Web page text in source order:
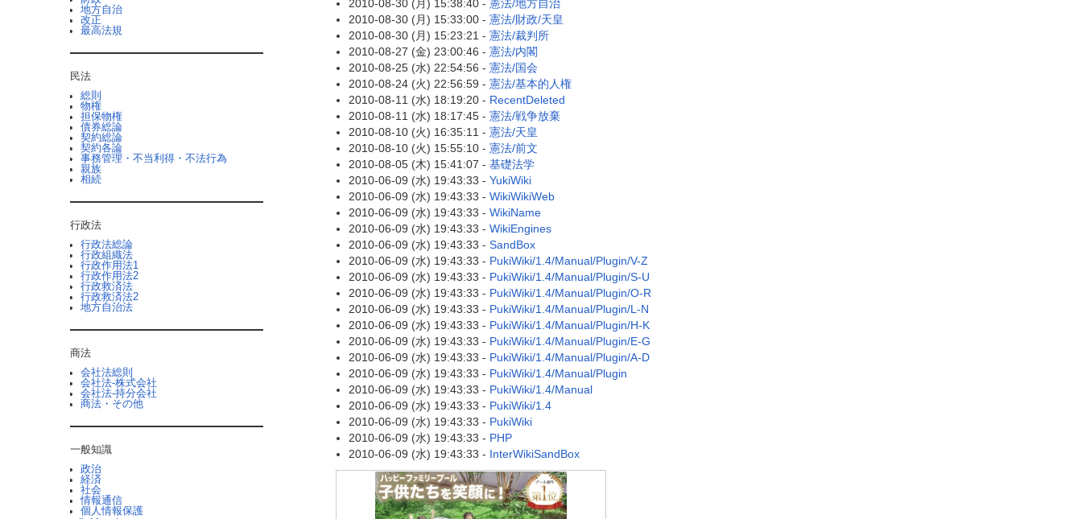
地方自治
改正
最高法規
民法
総則
物権
担保物権
債券総論
契約総論
契約各論
事務管理・不当利得・不法行為
親族
相続
行政法
行政法総論
行政組織法
行政作用法1
行政作用法2
行政救済法
行政救済法2
地方自治法
商法
会社法総則
会社法-株式会社
会社法-持分会社
商法・その他
一般知識
政治
経済
社会
情報通信
個人情報保護
2010-08-30 (月) 15:38:40 - 憲法/地方自治
2010-08-30 (月) 15:33:00 - 憲法/財政/天皇
2010-08-30 (月) 15:23:21 - 憲法/裁判所
2010-08-27 (金) 23:00:46 - 憲法/内閣
2010-08-25 (水) 22:54:56 - 憲法/国会
2010-08-24 (火) 22:56:59 - 憲法/基本的人権
2010-08-11 (水) 18:19:20 - RecentDeleted
2010-08-11 (水) 18:17:45 - 憲法/戦争放棄
2010-08-10 (火) 16:35:11 - 憲法/天皇
2010-08-10 (火) 15:55:10 - 憲法/前文
2010-08-05 (木) 15:41:07 - 基礎法学
2010-06-09 (水) 19:43:33 - YukiWiki
2010-06-09 (水) 19:43:33 - WikiWikiWeb
2010-06-09 (水) 19:43:33 - WikiName
2010-06-09 (水) 19:43:33 - WikiEngines
2010-06-09 (水) 19:43:33 - SandBox
2010-06-09 (水) 19:43:33 - PukiWiki/1.4/Manual/Plugin/V-Z
2010-06-09 (水) 19:43:33 - PukiWiki/1.4/Manual/Plugin/S-U
2010-06-09 (水) 19:43:33 - PukiWiki/1.4/Manual/Plugin/O-R
2010-06-09 (水) 19:43:33 - PukiWiki/1.4/Manual/Plugin/L-N
2010-06-09 (水) 19:43:33 - PukiWiki/1.4/Manual/Plugin/H-K
2010-06-09 (水) 19:43:33 - PukiWiki/1.4/Manual/Plugin/E-G
2010-06-09 (水) 19:43:33 - PukiWiki/1.4/Manual/Plugin/A-D
2010-06-09 (水) 19:43:33 - PukiWiki/1.4/Manual/Plugin
2010-06-09 (水) 19:43:33 - PukiWiki/1.4/Manual
2010-06-09 (水) 19:43:33 - PukiWiki/1.4
2010-06-09 (水) 19:43:33 - PukiWiki
2010-06-09 (水) 19:43:33 - PHP
2010-06-09 (水) 19:43:33 - InterWikiSandBox